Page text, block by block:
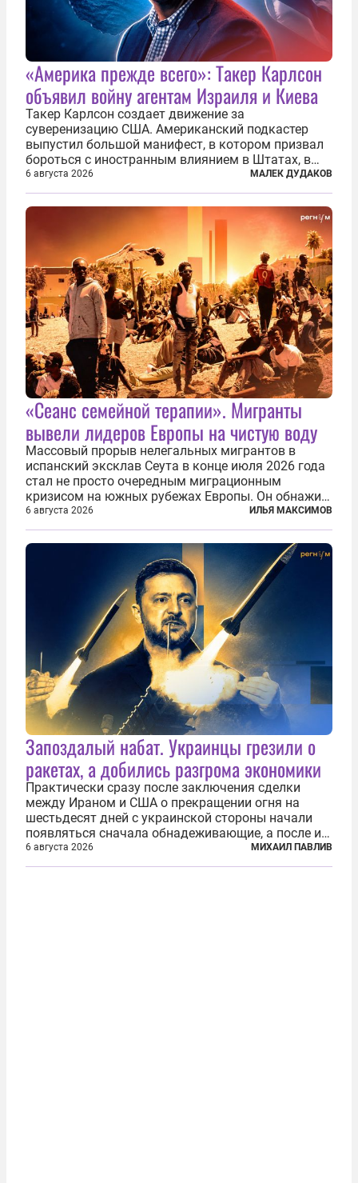
«Америка прежде всего»: Такер Карлсон
объявил войну агентам Израиля и Киева
Такер Карлсон создает движение за
суверенизацию США. Американский подкастер
выпустил большой манифест, в котором призвал
бороться с иностранным влиянием в Штатах, в
первую очередь имея в виду Израиль. А также
прекратить заморские войны, выплатить
репарации Ирану, остановить прием мигрантов...
6 августа 2026 МАЛЕК ДУДАКОВ
«Сеанс семейной терапии». Мигранты
вывели лидеров Европы на чистую воду
Массовый прорыв нелегальных мигрантов в
испанский эксклав Сеута в конце июля 2026 года
стал не просто очередным миграционным
кризисом на южных рубежах Европы. Он обнажил
фундаментальный раскол внутри Евросоюза,
продемонстрировав, что десятилетиями
выстраивавшаяся миграционная политика ЕС
6 августа 2026 ИЛЬЯ МАКСИМОВ
Запоздалый набат. Украинцы грезили о
ракетах, а добились разгрома экономики
Практически сразу после заключения сделки
между Ираном и США о прекращении огня на
шестьдесят дней с украинской стороны начали
появляться сначала обнадеживающие, а после и
вовсе бравурные заявления про некий «перелом»
в войне. Вероятно, в сознании первых лиц
6 августа 2026 МИХАИЛ ПАВЛИВ